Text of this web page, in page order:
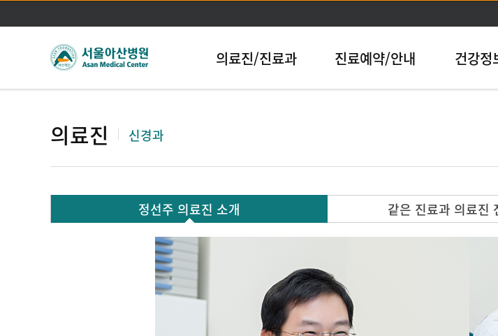
본문바로가기
의료진/진료과 진료예약/안내 건강정
의료진 신경과
정선주 의료진 소개 같은 진료과 의료진